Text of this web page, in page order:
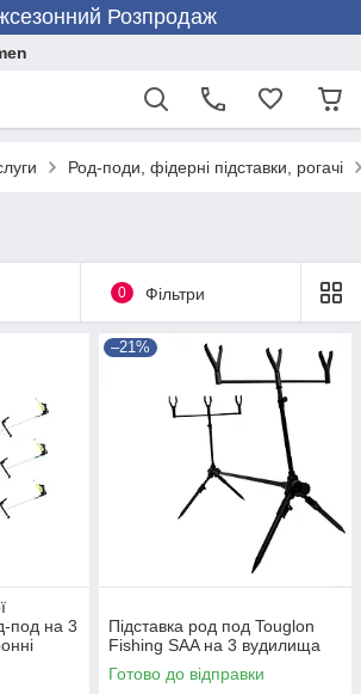
Розпродаж
Род-поди, фідерні підставки, рогачі
0 Фільтри
под на 3
з
на
–21%
Підставка род под Touglon
Fishing SAA на 3 вудилища
Готово до відправки